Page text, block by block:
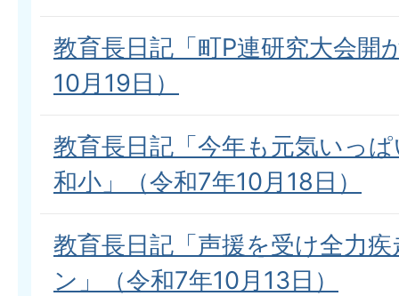
教育長日記「町P連研究大会開
10月19日）
教育長日記「今年も元気いっ
和小」（令和7年10月18日）
教育長日記「声援を受け全力
ン」（令和7年10月13日）